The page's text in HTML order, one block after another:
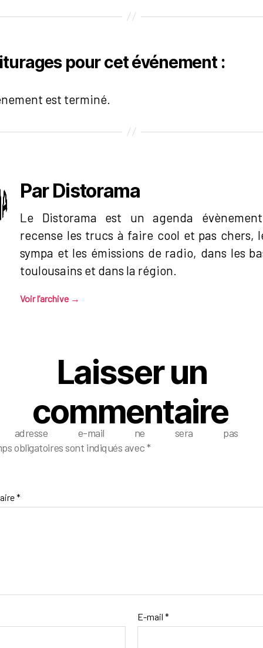
pour cet événement :
est terminé.
Par Distorama
Le Distorama est un agenda
recense les trucs à faire cool et pas chers,
sympa et les émissions de radio, dans les
toulousains et dans la région.
Voir l’archive →
Laisser un
commentaire
adresse e-mail ne sera pas
obligatoires sont indiqués avec*
*
E-mail *